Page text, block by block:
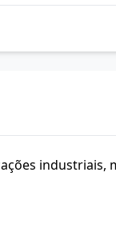
industriais,